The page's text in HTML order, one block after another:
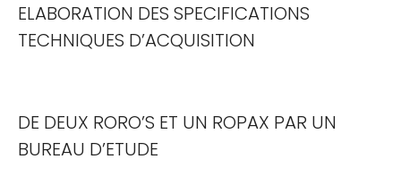
ELABORATION DES SPECIFICATIONS
TECHNIQUES D’ACQUISITION
DE DEUX RORO’S ET UN ROPAX PAR UN
BUREAU D’ETUDE